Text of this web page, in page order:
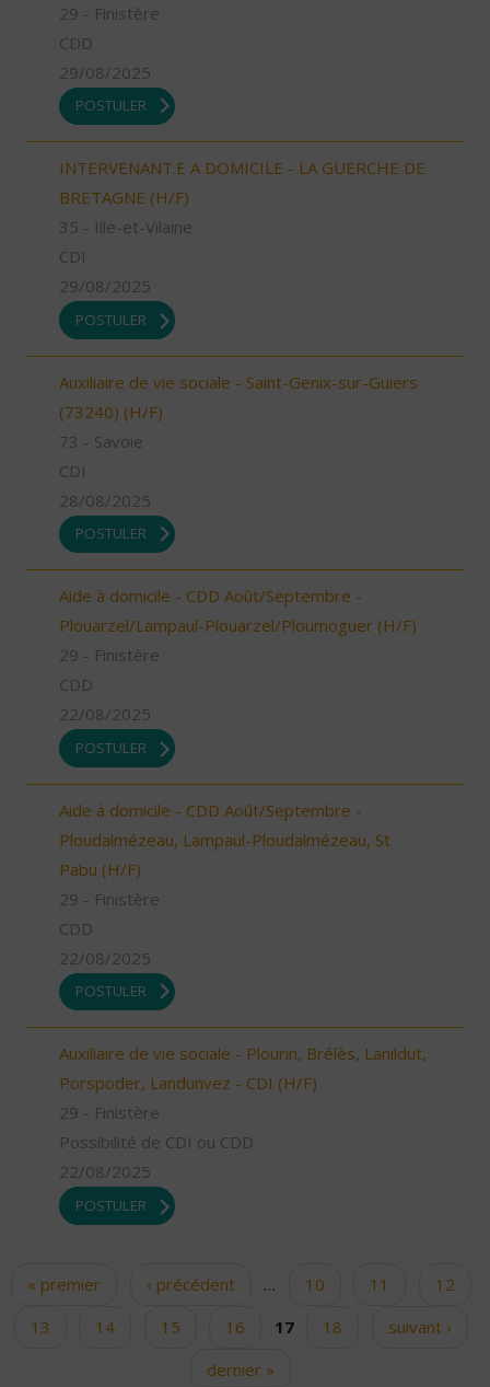
29 - Finistère
CDD
29/08/2025
POSTULER
INTERVENANT.E A DOMICILE - LA GUERCHE DE
BRETAGNE (H/F)
35 - Ille-et-Vilaine
CDI
29/08/2025
POSTULER
Auxiliaire de vie sociale - Saint-Genix-sur-Guiers
(73240) (H/F)
73 - Savoie
CDI
28/08/2025
POSTULER
Aide à domicile - CDD Août/Septembre -
Plouarzel/Lampaul-Plouarzel/Ploumoguer (H/F)
29 - Finistère
CDD
22/08/2025
POSTULER
Aide à domicile - CDD Août/Septembre -
Ploudalmézeau, Lampaul-Ploudalmézeau, St
Pabu (H/F)
29 - Finistère
CDD
22/08/2025
POSTULER
Auxiliaire de vie sociale - Plourin, Brélès, Lanildut,
Porspoder, Landunvez - CDI (H/F)
29 - Finistère
Possibilité de CDI ou CDD
22/08/2025
POSTULER
Pages
« premier ‹ précédent … 10 11
12
13
14 15 16 17 18
suivant ›
dernier »